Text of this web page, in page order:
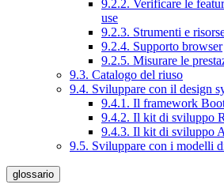
9.2.2. Verificare le
use
9.2.3. Strumenti e
9.2.4. Supporto browser
9.2.5. Misurare le
9.3. Catalogo del riuso
9.4. Sviluppare con il design
9.4.1. Il framework
9.4.2. Il kit di sviluppo
9.4.3. Il kit di sviluppo
9.5. Sviluppare con i modelli
glossario